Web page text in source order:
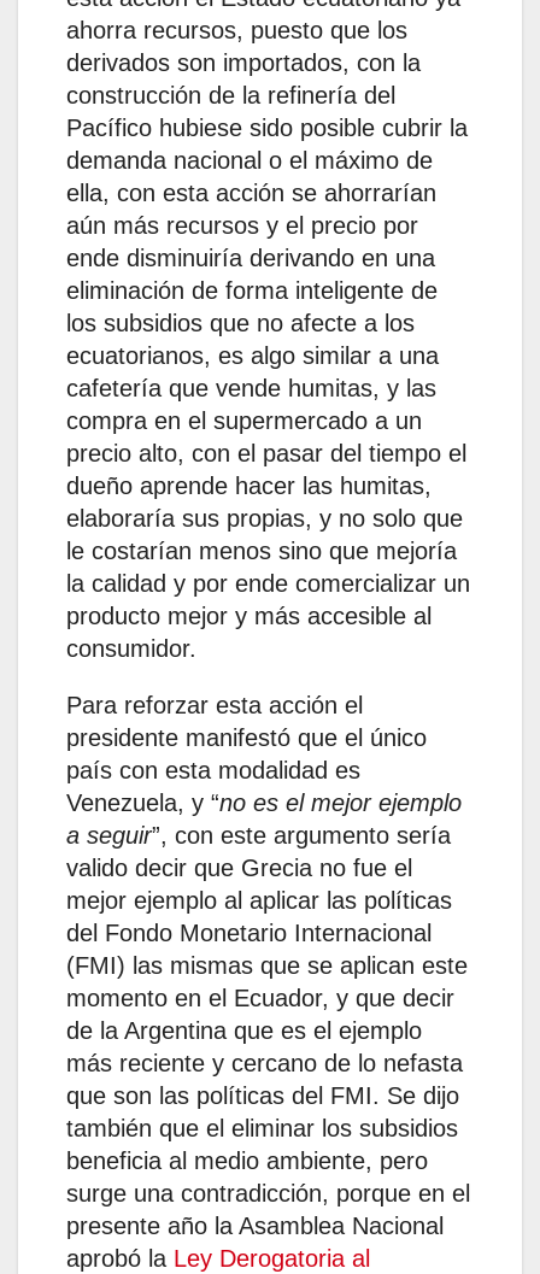
ahorra recursos, puesto que los
derivados son importados, con la
construcción de la refinería del
Pacífico hubiese sido posible cubrir la
demanda nacional o el máximo de
ella, con esta acción se ahorrarían
aún más recursos y el precio por
ende disminuiría derivando en una
eliminación de forma inteligente de
los subsidios que no afecte a los
ecuatorianos, es algo similar a una
cafetería que vende humitas, y las
compra en el supermercado a un
precio alto, con el pasar del tiempo el
dueño aprende hacer las humitas,
elaboraría sus propias, y no solo que
le costarían menos sino que mejoría
la calidad y por ende comercializar un
producto mejor y más accesible al
consumidor.
Para reforzar esta acción el
presidente manifestó que el único
país con esta modalidad es
Venezuela, y “no es el mejor ejemplo
a seguir”, con este argumento sería
valido decir que Grecia no fue el
mejor ejemplo al aplicar las políticas
del Fondo Monetario Internacional
(FMI) las mismas que se aplican este
momento en el Ecuador, y que decir
de la Argentina que es el ejemplo
más reciente y cercano de lo nefasta
que son las políticas del FMI. Se dijo
también que el eliminar los subsidios
beneficia al medio ambiente, pero
surge una contradicción, porque en el
presente año la Asamblea Nacional
aprobó la Ley Derogatoria al